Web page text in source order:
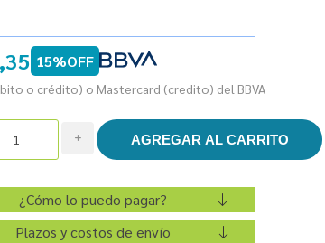
15%OFF
o crédito) o Mastercard (credito) del BBVA
i
¿Cómo lo puedo pagar?
Plazos y costos de envío